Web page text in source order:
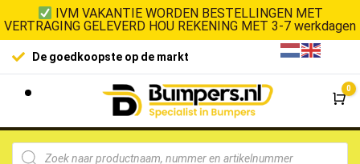
IVM VAKANTIE WORDEN BESTELLINGEN MET
VERTRAGING GELEVERD HOU REKENING MET 3-7 werkdagen
De goedkoopste op de markt
0